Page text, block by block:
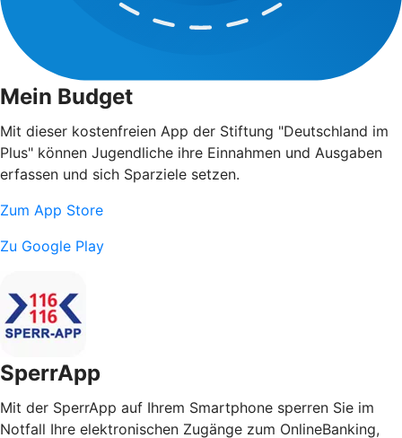
Mein Budget
Mit dieser kostenfreien App der Stiftung "Deutschland im
Plus" können Jugendliche ihre Einnahmen und Ausgaben
erfassen und sich Sparziele setzen.
Zum App Store
Zu Google Play
SperrApp
Mit der SperrApp auf Ihrem Smartphone sperren Sie im
Notfall Ihre elektronischen Zugänge zum OnlineBanking,